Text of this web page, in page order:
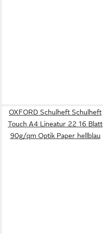
OXFORD Schulheft Schulheft
Touch A4 Lineatur 22 16 Blatt
90g/qm Optik Paper hellblau